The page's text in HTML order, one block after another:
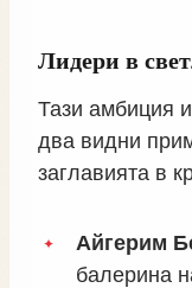
Лидери в
Тази амбиция
два видни
заглавията в
Айгерим
балерина